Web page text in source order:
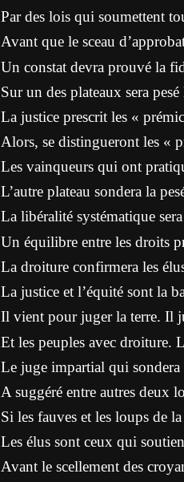
Par des lois qui soumettent
Avant que le sceau
Un constat devra prouvé la
Sur un des plateaux sera
La justice prescrit les «
Alors, se distingueront les «
Les vainqueurs qui ont
L’autre plateau sondera la
La libéralité systématique
Un équilibre entre les droits
La droiture confirmera les
La justice et l’équité sont la
Il vient pour juger la terre. Il
Et les peuples avec droiture.
Le juge impartial qui
A suggéré entre autres deux
Si les fauves et les loups de
Les élus sont ceux qui
Avant le scellement des